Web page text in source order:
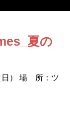
夏の
日） 場 所：ツ